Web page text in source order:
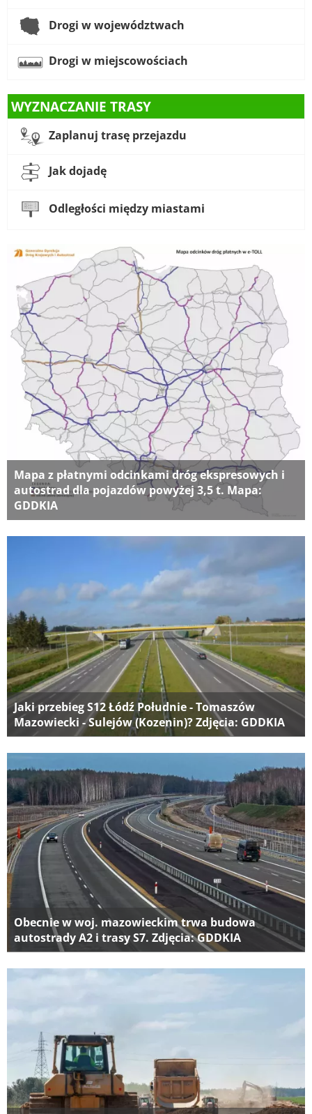
Drogi w województwach
Drogi w miejscowościach
WYZNACZANIE TRASY
Zaplanuj trasę przejazdu
Jak dojadę
Odległości między miastami
Mapa z płatnymi odcinkami dróg ekspresowych i
autostrad dla pojazdów powyżej 3,5 t. Mapa:
GDDKIA
Jaki przebieg S12 Łódź Południe - Tomaszów
Mazowiecki - Sulejów (Kozenin)? Zdjęcia: GDDKIA
Obecnie w woj. mazowieckim trwa budowa
autostrady A2 i trasy S7. Zdjęcia: GDDKIA